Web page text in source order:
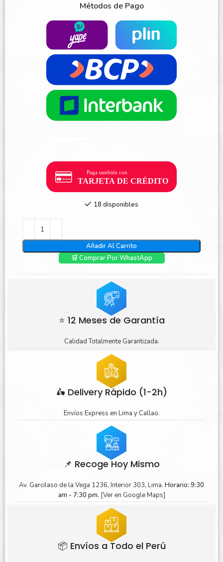
Métodos de Pago
18 disponibles
Añadir Al Carrito
🛒 Comprar Por WhastApp
⭐ 12 Meses de Garantía
Calidad Totalmente Garantizada.
🛵 Delivery Rápido (1-2h)
Envíos Express en Lima y Callao.
📌 Recoge Hoy Mismo
Av. Garcilaso de la Vega 1236, Interior 303, Lima. Horario: 9:30
am - 7:30 pm. [Ver en Google Maps]
📦 Envíos a Todo el Perú